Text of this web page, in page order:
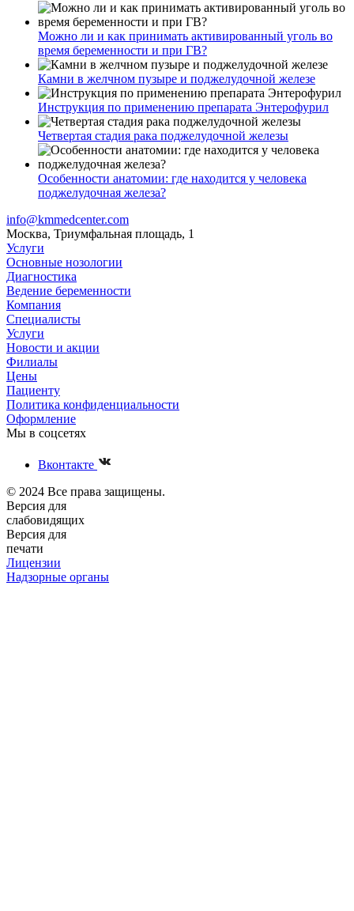
Можно ли и как принимать активированный уголь во
время беременности и при ГВ?
Камни в желчном пузыре и поджелудочной железе
Инструкция по применению препарата Энтерофурил
Четвертая стадия рака поджелудочной железы
Особенности анатомии: где находится у человека
поджелудочная железа?
info@kmmedcenter.com
Москва, Триумфальная площадь, 1
Услуги
Основные нозологии
Диагностика
Ведение беременности
Компания
Специалисты
Услуги
Новости и акции
Филиалы
Цены
Пациенту
Политика конфиденциальности
Оформление
Мы в соцсетях
Вконтакте
© 2024 Все права защищены.
Версия для
слабовидящих
Версия для
печати
Лицензии
Надзорные органы